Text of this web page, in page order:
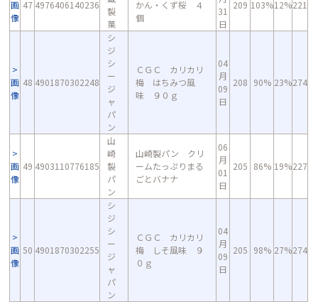
画
像
47 4976406140236
製
菓
かん・くず桜 ４
個
31
日
209 103%12%221
画
像
48 4901870302248
シ
ジ
シ
ー
ジ
ャ
パ
ン
ＣＧＣ カリカリ
梅 はちみつ風
味 ９０ｇ
04
月
09
日
208 90% 23%274
画
像
49 4903110776185
山
崎
製
パ
ン
山崎製パン クリ
ームたっぷりまる
ごとバナナ
06
月
01
日
205 86% 19%227
画
像
50 4901870302255
シ
ジ
シ
ー
ジ
ャ
パ
ン
ＣＧＣ カリカリ
梅 しそ風味 ９
０ｇ
04
月
09
日
205 98% 27%274